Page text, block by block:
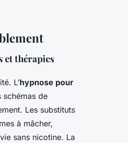
et thérapies
L’hypnose pour
de
Les substituts
à mâcher,
sans nicotine. La